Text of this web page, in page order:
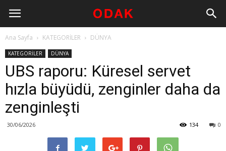
Ana Sayfa KATEGORİLER DÜNYA
KATEGORİLER DÜNYA
UBS raporu: Küresel servet
hızla büyüdü, zenginler daha da
zenginleşti
30/06/2026 0
134